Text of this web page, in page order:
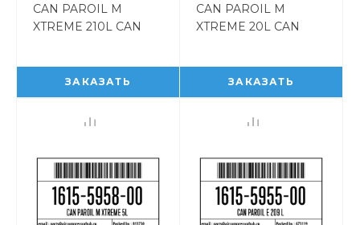
CAN PAROIL M
XTREME 210L CAN
ЗАКАЗАТЬ
CAN PAROIL M
XTREME 20L CAN
ЗАКАЗАТЬ